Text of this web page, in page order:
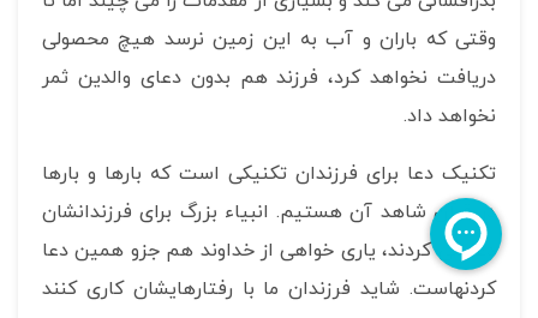
وقتی که باران و آب به این زمین نرسد هیچ محصولی
دریافت نخواهد کرد، فرزند هم بدون دعای والدین ثمر
نخواهد داد.
تکنیک دعا برای فرزندان تکنیکی است که بارها و بارها
در قرآن شاهد آن هستیم. انبیاء بزرگ برای فرزندانشان
دعا می کردند، یاری خواهی از خداوند هم جزو همین دعا
کردنهاست. شاید فرزندان ما با رفتارهایشان کاری کنند